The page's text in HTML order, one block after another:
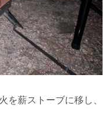
を薪ストーブに移し、